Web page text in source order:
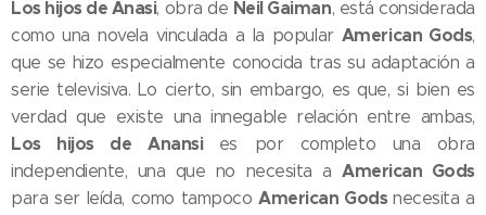
Los hijos de Anasi, obra de Neil Gaiman, está considerada
como una novela vinculada a la popular American Gods,
que se hizo especialmente conocida tras su adaptación a
serie televisiva. Lo cierto, sin embargo, es que, si bien es
verdad que existe una innegable relación entre ambas,
Los hijos de Anansi
es por completo una obra
independiente, una que no necesita aAmerican Gods
para ser leída, como tampocoAmerican Godsnecesita a